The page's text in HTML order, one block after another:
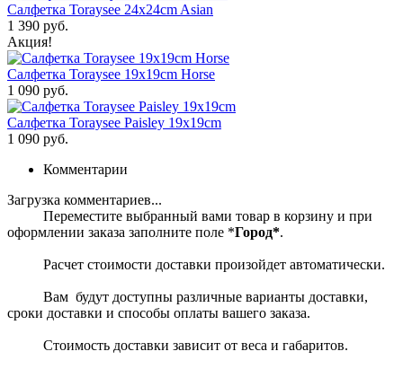
Салфетка Toraysee 24x24cm Asian
1 390 руб.
Акция!
Салфетка Toraysee 19x19cm Horse
1 090 руб.
Салфетка Toraysee Paisley 19x19cm
1 090 руб.
Комментарии
Загрузка комментариев...
Переместите выбранный вами товар в корзину и при
оформлении заказа заполните поле *Город*.
Расчет стоимости доставки произойдет автоматически.
Вам будут доступны различные варианты доставки,
сроки доставки и способы оплаты вашего заказа.
Стоимость доставки зависит от веса и габаритов.